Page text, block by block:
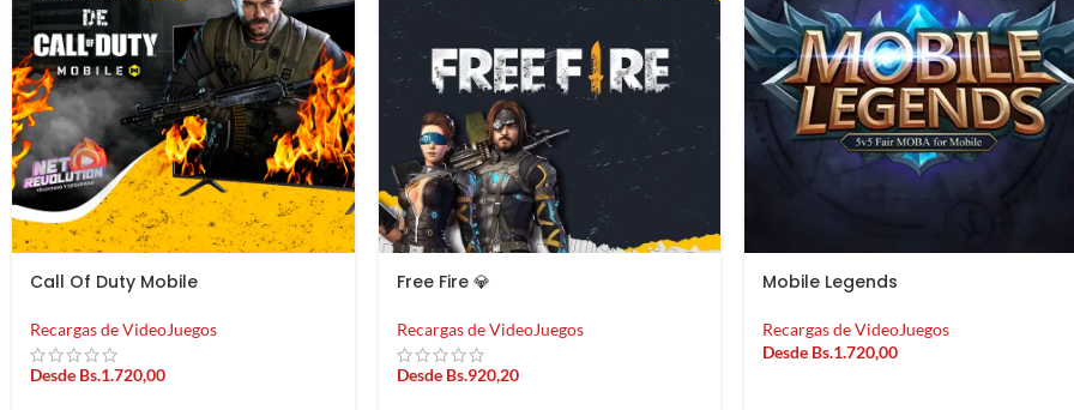
PUBG Mobile
Recargas de VideoJuegos
Desde Bs.1.720,00
Minecraft Minecoins
Recargas de VideoJuegos
DesdeBs.10.320,00
AGOT
ADO
Fortnite V-Bucks